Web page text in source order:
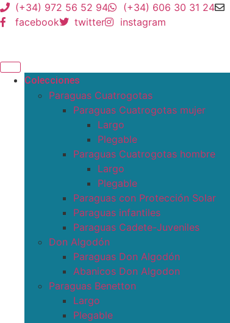
(+34) 972 56 52 94 (+34) 606 30 31 24
facebook
twitter instagram
Colecciones
Paraguas Cuatrogotas
Paraguas Cuatrogotas mujer
Largo
Plegable
Paraguas Cuatrogotas hombre
Largo
Plegable
Paraguas con Protección Solar
Paraguas infantiles
Paraguas Cadete-Juveniles
Don Algodón
Paraguas Don Algodón
Abanicos Don Algodon
Paraguas Benetton
Largo
Plegable